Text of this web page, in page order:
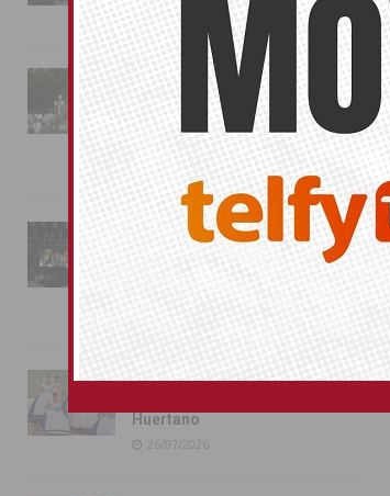
01/08/2026
La fiesta se adueña de
Almoradí con la presentación
de los cargos festeros y la
toma del castillo
31/07/2026
Pilar de la Horadada
conmemora con emoción el
40º aniversario de su
independencia como municipio
31/07/2026
Almoradí presume de raíces
Huertano
26/07/2026